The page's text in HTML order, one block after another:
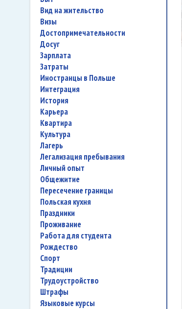
вид на жительство
визы
достопримечательности
досуг
зарплата
затраты
иностранцы в Польше
интеграция
история
карьера
квартира
культура
лагерь
легализация пребывания
личный опыт
общежитие
пересечение границы
польская кухня
праздники
проживание
работа для студента
Рождество
спорт
традиции
трудоустройство
штрафы
языковые курсы